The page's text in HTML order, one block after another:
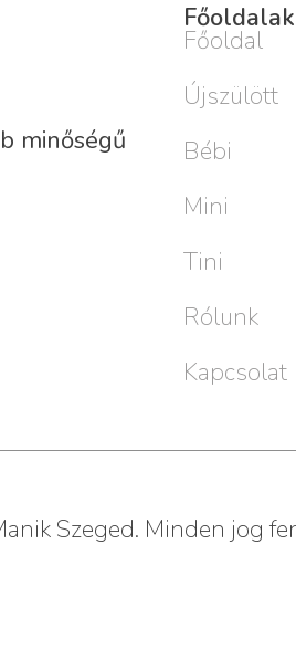
minőségű
Főoldalak
Főoldal
Újszülött
Bébi
Mini
Tini
Rólunk
Kapcsolat
Szeged. Minden jog